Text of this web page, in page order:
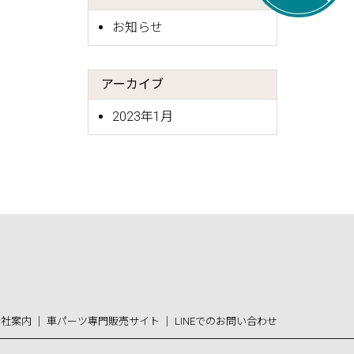
お知らせ
アーカイブ
2023年1月
案内 車パーツ専門販売サイト LINEでのお問い合わせ